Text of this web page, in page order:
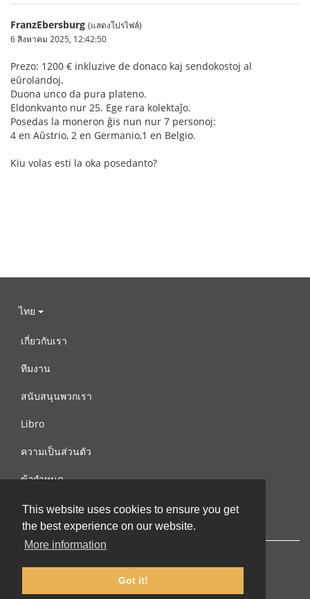
This website uses cookies to ensure you get
the best experience on our website.
More information
Got it!
FranzEbersburg (แสดงโปรไฟล์)
6 สิงหาคม 2025, 12:42:50
Prezo: 1200 € inkluzive de donaco kaj sendokostoj al
eŭrolandoj.
Duona unco da pura plateno.
Eldonkvanto nur 25. Ege rara kolektaĵo.
Posedas la moneron ĝis nun nur 7 personoj:
4 en Aŭstrio, 2 en Germanio,1 en Belgio.
Kiu volas esti la oka posedanto?
ไทย
เกี่ยวกับเรา
ทีมงาน
สนับสนุนพวกเรา
Libro
ความเป็นส่วนตัว
ข้อกำหนด
ติดต่อเรา
© 2002-2026 lernu.net |Impressum